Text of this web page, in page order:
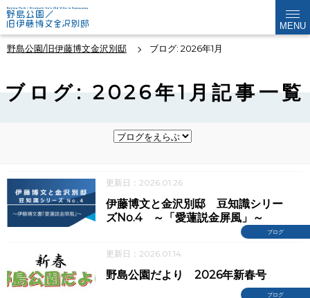
MENU
野島公園/旧伊藤博文金沢別邸 ブログ: 2026年1月
ブログ: 2026年1月記事一覧
更新日：2026.01.26
ブログ
伊藤博文と金沢別邸 豆知識シリー
ズNo.4 ～「愛蓮説金屏風」～
更新日：2026.01.14
ブログ
野島公園だより 2026年新春号